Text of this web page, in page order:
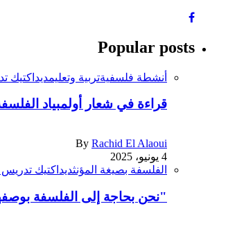
Popular posts
أنشطة فلسفيةتربية وتعليمديداكتيك
قراءة في شعار أولمبياد
By Rachid El Alaoui
4 يونيو، 2025
الفلسفة بصيغة المؤنثديداكتيك
"نحن بحاجة إلى الفلسفة